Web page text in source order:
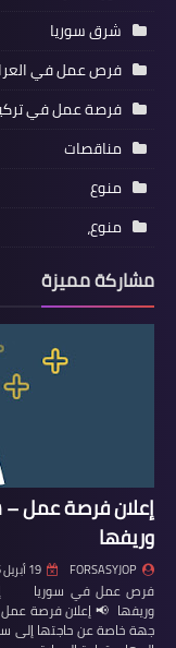
شرق سوريا
فرص عمل في
فرصة عمل في
مناقصات
منوع
منوع،
مشاركة مميزة
إعلان فرصة عمل
وريفها
FORSASYJOP 19 أبريل 2026
فرص عمل في سوريا
وريفها 📢 إعلان فرصة
جهة خاصة عن حاجتها إلى